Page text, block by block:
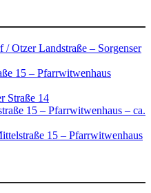
/ Otzer Landstraße – Sorgenser
15 – Pfarrwitwenhaus
Straße 14
15 – Pfarrwitwenhaus – ca.
15 – Pfarrwitwenhaus